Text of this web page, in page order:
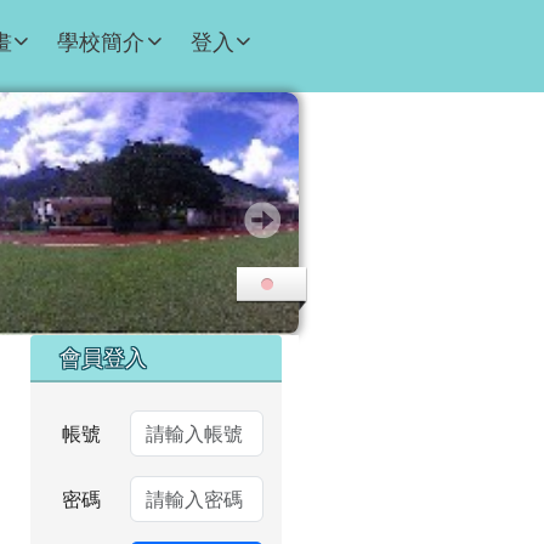
學校簡介 登入
右邊區域內容
會員登入
帳號
密碼